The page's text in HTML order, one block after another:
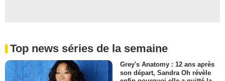
Top news séries de la semaine
Grey's Anatomy : 12 ans après
son départ, Sandra Oh révèle